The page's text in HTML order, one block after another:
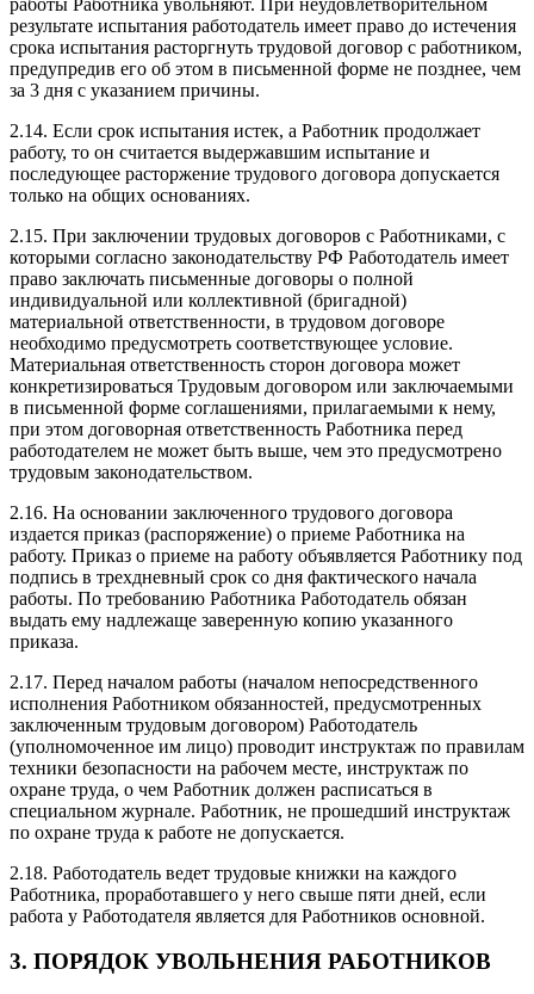
результате испытания работодатель имеет право до истечения
срока испытания расторгнуть трудовой договор с работником,
предупредив его об этом в письменной форме не позднее, чем
за 3 дня с указанием причины.
2.14. Если срок испытания истек, а Работник продолжает
работу, то он считается выдержавшим испытание и
последующее расторжение трудового договора допускается
только на общих основаниях.
2.15. При заключении трудовых договоров с Работниками, с
которыми согласно законодательству РФ Работодатель имеет
право заключать письменные договоры о полной
индивидуальной или коллективной (бригадной)
материальной ответственности, в трудовом договоре
необходимо предусмотреть соответствующее условие.
Материальная ответственность сторон договора может
конкретизироваться Трудовым договором или заключаемыми
в письменной форме соглашениями, прилагаемыми к нему,
при этом договорная ответственность Работника перед
работодателем не может быть выше, чем это предусмотрено
трудовым законодательством.
2.16. На основании заключенного трудового договора
издается приказ (распоряжение) о приеме Работника на
работу. Приказ о приеме на работу объявляется Работнику под
подпись в трехдневный срок со дня фактического начала
работы. По требованию Работника Работодатель обязан
выдать ему надлежаще заверенную копию указанного
приказа.
2.17. Перед началом работы (началом непосредственного
исполнения Работником обязанностей, предусмотренных
заключенным трудовым договором) Работодатель
(уполномоченное им лицо) проводит инструктаж по правилам
техники безопасности на рабочем месте, инструктаж по
охране труда, о чем Работник должен расписаться в
специальном журнале. Работник, не прошедший инструктаж
по охране труда к работе не допускается.
2.18. Работодатель ведет трудовые книжки на каждого
Работника, проработавшего у него свыше пяти дней, если
работа у Работодателя является для Работников основной.
3. ПОРЯДОК УВОЛЬНЕНИЯ РАБОТНИКОВ